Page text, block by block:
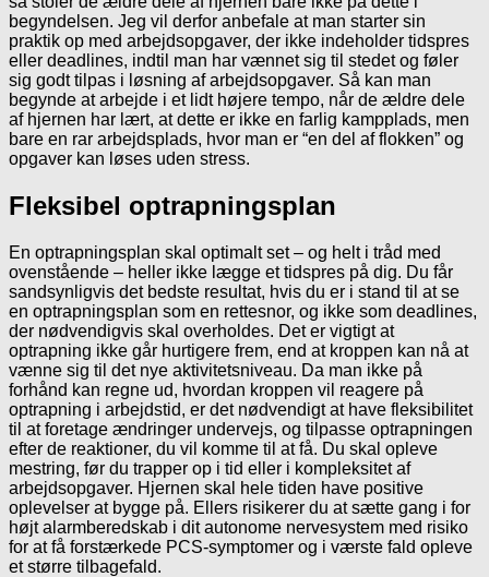
begyndelsen. Jeg vil derfor anbefale at man starter sin
praktik op med arbejdsopgaver, der ikke indeholder tidspres
eller deadlines, indtil man har vænnet sig til stedet og føler
sig godt tilpas i løsning af arbejdsopgaver. Så kan man
begynde at arbejde i et lidt højere tempo, når de ældre dele
af hjernen har lært, at dette er ikke en farlig kampplads, men
bare en rar arbejdsplads, hvor man er “en del af flokken” og
opgaver kan løses uden stress.
Fleksibel optrapningsplan
En optrapningsplan skal optimalt set – og helt i tråd med
ovenstående – heller ikke lægge et tidspres på dig. Du får
sandsynligvis det bedste resultat, hvis du er i stand til at se
en optrapningsplan som en rettesnor, og ikke som deadlines,
der nødvendigvis skal overholdes. Det er vigtigt at
optrapning ikke går hurtigere frem, end at kroppen kan nå at
vænne sig til det nye aktivitetsniveau. Da man ikke på
forhånd kan regne ud, hvordan kroppen vil reagere på
optrapning i arbejdstid, er det nødvendigt at have fleksibilitet
til at foretage ændringer undervejs, og tilpasse optrapningen
efter de reaktioner, du vil komme til at få. Du skal opleve
mestring, før du trapper op i tid eller i kompleksitet af
arbejdsopgaver. Hjernen skal hele tiden have positive
oplevelser at bygge på. Ellers risikerer du at sætte gang i for
højt alarmberedskab i dit autonome nervesystem med risiko
for at få forstærkede PCS-symptomer og i værste fald opleve
et større tilbagefald.